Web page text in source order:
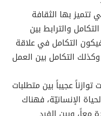
تتميز بها الثقافة
والترابط بين
التكامل في علاقة
التكامل بين العمل
توازناً عجيباً بين متطلبات
الإنسانيّة، فهناك